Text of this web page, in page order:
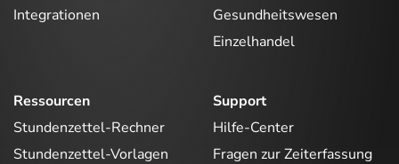
Integrationen
Gesundheitswesen
Einzelhandel
Ressourcen
Stundenzettel-Rechner
Stundenzettel-Vorlagen
Support
Hilfe-Center
Fragen zur Zeiterfassung